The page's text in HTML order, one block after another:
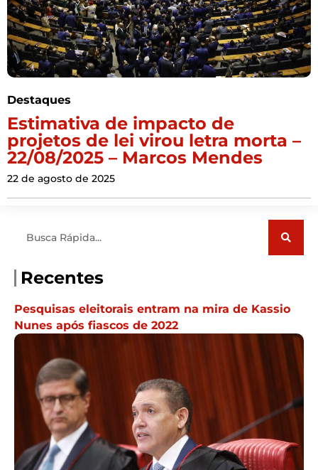
Destaques
Estimativa de impacto de
projetos de lei virou letra morta –
22/08/2025 – Marcos Mendes
22 de agosto de 2025
Recentes
Pesquisas eleitorais entram na mira de Kassio
Nunes após fiascos de 2022